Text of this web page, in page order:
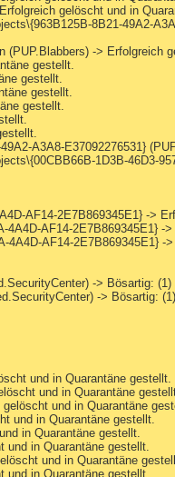
gelöscht und in
8B21-49A2-
-> Erfolgreich
gestellt.
gestellt.
gestellt.
gestellt.
A3A8-E37092276531}
1D3B-46D3-
AF14-2E7B869345E1} ->
AF14-2E7B869345E1}
AF14-2E7B869345E1}
-> Bösartig:
-> Bösartig:
und in Quarantäne gestellt.
und in Quarantäne
und in Quarantäne
und in Quarantäne gestellt.
in Quarantäne gestellt.
und in Quarantäne gestellt.
und in Quarantäne
und in Quarantäne gestellt.